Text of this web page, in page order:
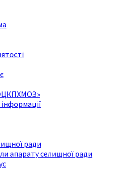
ради
апарату селищної ради